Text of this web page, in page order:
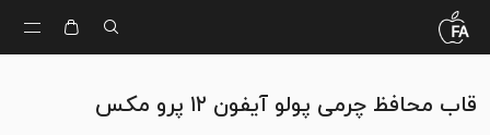
قاب محافظ چرمی پولو آیفون ۱۲ پرو مکس